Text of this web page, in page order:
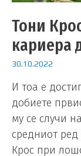
Тони
кариера
30.10.2022
И тоа е
добиете
му се случи
средниот
Крос при